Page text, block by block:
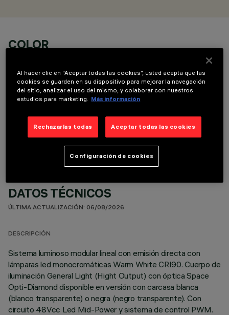
COLOR
COMPONENTES OPCIONALES
DATOS TÉCNICOS
ÚLTIMA ACTUALIZACIÓN: 06/08/2026
DESCRIPCIÓN
Sistema luminoso modular lineal con emisión directa con
lámparas led monocromáticas Warm White CRI90. Cuerpo de
iluminación General Light (Hight Output) con óptica Space
Opti-Diamond disponible en versión con carcasa blanca
(blanco transparente) o negra (negro transparente). Con
circuito 48Vcc Led Mid-Power y sistema de control PWM.
Al hacer clic en “Aceptar todas las cookies”, usted acepta que las
cookies se guarden en su dispositivo para mejorar la navegación
del sitio, analizar el uso del mismo, y colaborar con nuestros
estudios para marketing.
Más información
Rechazarlas todas Aceptar todas las cookies
Configuración de cookies